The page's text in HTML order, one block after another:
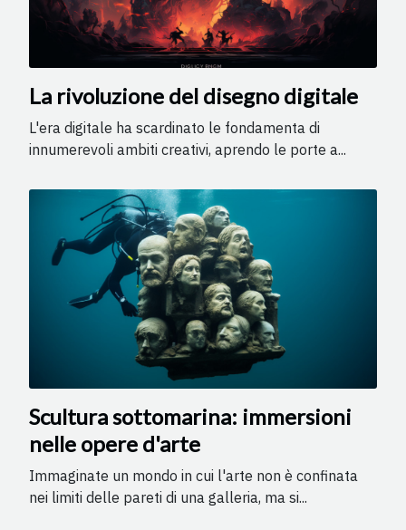
La rivoluzione del disegno digitale
L'era digitale ha scardinato le fondamenta di
innumerevoli ambiti creativi, aprendo le porte a...
Scultura sottomarina: immersioni
nelle opere d'arte
Immaginate un mondo in cui l'arte non è confinata
nei limiti delle pareti di una galleria, ma si...